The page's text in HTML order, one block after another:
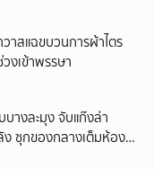
าสแฉขบวนการผ้าไตร
งเข้าพรรษา
างละมุง จับแก๊งล่า
ซุกของกลางเต็มห้อง
.ชลบุรี